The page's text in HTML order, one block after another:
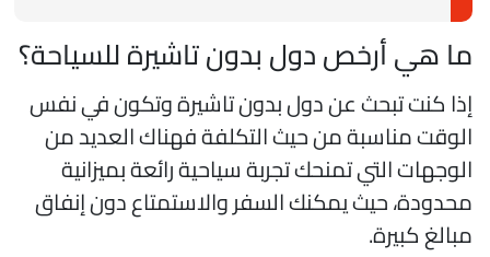
هي أرخص دول بدون تاشيرة للسياحة؟
كنت تبحث عن دول بدون تاشيرة وتكون في نفس
مناسبة من حيث التكلفة فهناك العديد من
التي تمنحك تجربة سياحية رائعة بميزانية
حيث يمكنك السفر والاستمتاع دون إنفاق
كبيرة.